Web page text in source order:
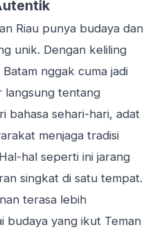
Riau punya budaya dan
unik. Dengan keliling
nggak cuma jadi
langsung tentang
bahasa sehari-hari, adat
menjaga tradisi
hal seperti ini jarang
singkat di satu tempat.
terasa lebih
budaya yang ikut Teman